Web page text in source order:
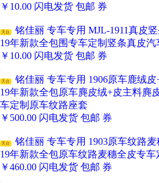
￥ 10.00 闪电发货 包邮 券
天台
铭佳丽 专车专用 MJL-1911真皮
19年新款全包围专车定制竖条真皮汽
￥ 10.00 闪电发货 包邮 券
天台
铭佳丽 专车专用 1906原车鹿绒
19年新款全包原车麂皮绒+皮主料麂
车定制原车纹路座套
￥ 500.00 闪电发货 包邮 券
天台
铭佳丽 专车专用 1903原车纹路
19年新款全包原车纹路麦穗全皮专车
￥460.00 闪电发货 包邮 券